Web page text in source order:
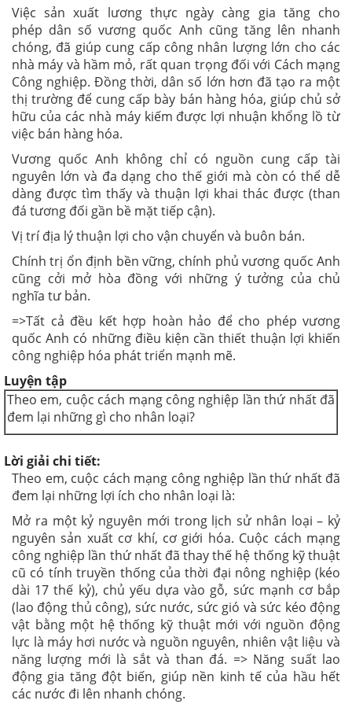
Việc sản xuất lương thực ngày càng gia tăng cho
phép dân số vương quốc Anh cũng tăng lên nhanh
chóng, đã giúp cung cấp công nhân lượng lớn cho các
nhà máy và hầm mỏ, rất quan trọng đối với Cách mạng
Công nghiệp. Đồng thời, dân số lớn hơn đã tạo ra một
thị trường để cung cấp bày bán hàng hóa, giúp chủ sở
hữu của các nhà máy kiếm được lợi nhuận khổng lồ từ
việc bán hàng hóa.
Vương quốc Anh không chỉ có nguồn cung cấp tài
nguyên lớn và đa dạng cho thế giới mà còn có thể dễ
dàng được tìm thấy và thuận lợi khai thác được (than
đá tương đối gần bề mặt tiếp cận).
Vị trí địa lý thuận lợi cho vận chuyển và buôn bán.
Chính trị ổn định bền vững, chính phủ vương quốc Anh
cũng cởi mở hòa đồng với những ý tưởng của chủ
nghĩa tư bản.
=>Tất cả đều kết hợp hoàn hảo để cho phép vương
quốc Anh có những điều kiện cần thiết thuận lợi khiến
công nghiệp hóa phát triển mạnh mẽ.
Luyện tập
Theo em, cuộc cách mạng công nghiệp lần thứ nhất đã
đem lại những gì cho nhân loại?
Lời giải chi tiết:
Theo em, cuộc cách mạng công nghiệp lần thứ nhất đã
đem lại những lợi ích cho nhân loại là:
Mở ra một kỷ nguyên mới trong lịch sử nhân loại – kỷ
nguyên sản xuất cơ khí, cơ giới hóa. Cuộc cách mạng
công nghiệp lần thứ nhất đã thay thế hệ thống kỹ thuật
cũ có tính truyền thống của thời đại nông nghiệp (kéo
dài 17 thế kỷ), chủ yếu dựa vào gỗ, sức mạnh cơ bắp
(lao động thủ công), sức nước, sức gió và sức kéo động
vật bằng một hệ thống kỹ thuật mới với nguồn động
lực là máy hơi nước và nguồn nguyên, nhiên vật liệu và
năng lượng mới là sắt và than đá. => Năng suất lao
động gia tăng đột biến, giúp nền kinh tế của hầu hết
các nước đi lên nhanh chóng.